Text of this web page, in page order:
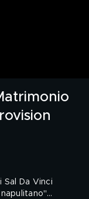
Sal Da Vinci